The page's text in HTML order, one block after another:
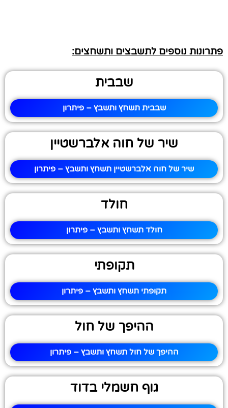
פתרונות נוספים לתשבצים ותשחצים:
שבבית
שבבית תשחץ ותשבץ – פיתרון
שיר של חוה אלברשטיין
שיר של חוה אלברשטיין תשחץ ותשבץ – פיתרון
חולד
חולד תשחץ ותשבץ – פיתרון
תקופתי
תקופתי תשחץ ותשבץ – פיתרון
ההיפך של חול
ההיפך של חול תשחץ ותשבץ – פיתרון
גוף חשמלי בדוד